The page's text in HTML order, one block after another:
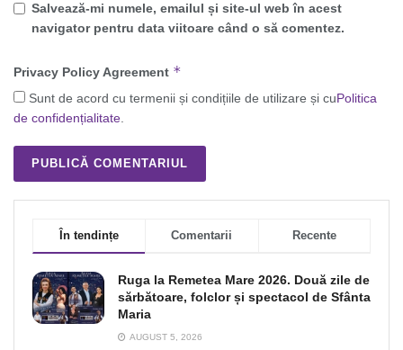
Salvează-mi numele, emailul și site-ul web în acest
navigator pentru data viitoare când o să comentez.
Privacy Policy Agreement *
Sunt de acord cu termenii și condițiile de utilizare și cuPolitica
de confidențialitate.
În tendințe Comentarii Recente
Ruga la Remetea Mare 2026. Două zile de
sărbătoare, folclor și spectacol de Sfânta
Maria
AUGUST 5, 2026